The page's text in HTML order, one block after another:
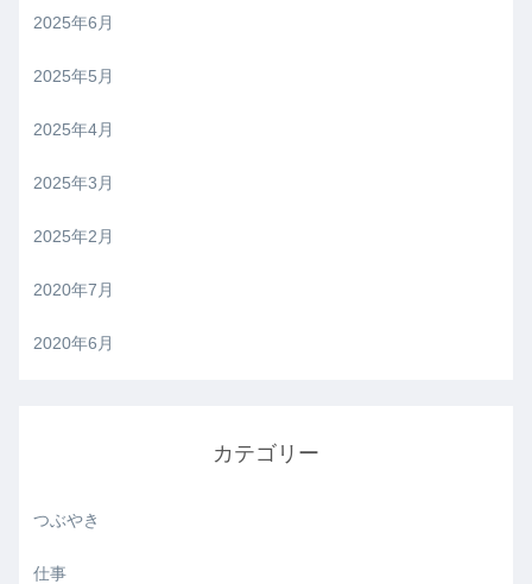
2025年6月
2025年5月
2025年4月
2025年3月
2025年2月
2020年7月
2020年6月
カテゴリー
つぶやき
仕事